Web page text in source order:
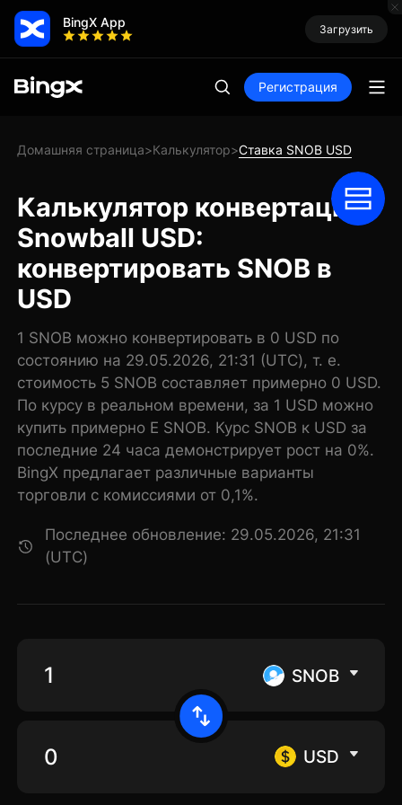
BingX App Загрузить
Регистрация
Домашняя страница>Калькулятор>Ставка SNOB USD
Калькулятор конвертации
Snowball USD:
конвертировать SNOB в
USD
1 SNOB можно конвертировать в 0 USD по
состоянию на 29.05.2026, 21:31 (UTC), т. е.
стоимость 5 SNOB составляет примерно 0 USD.
По курсу в реальном времени, за 1 USD можно
купить примерно E SNOB. Курс SNOB к USD за
последние 24 часа демонстрирует рост на 0%.
BingX предлагает различные варианты
торговли с комиссиями от 0,1%.
Последнее обновление: 29.05.2026, 21:31
(UTC)
SNOB
USD